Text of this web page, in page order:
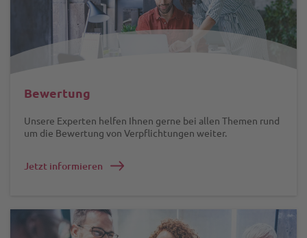
Bewertung
Unsere Experten helfen Ihnen gerne bei allen Themen rund
um die Bewertung von Verpflichtungen weiter.
Jetzt informieren